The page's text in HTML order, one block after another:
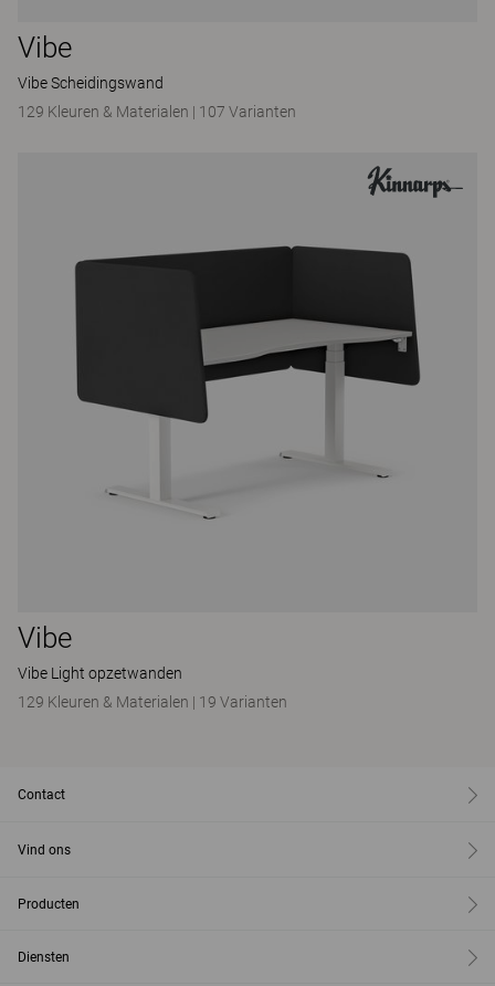
Vibe
Vibe Scheidingswand
129 Kleuren & Materialen | 107 Varianten
Vibe
Vibe Light opzetwanden
129 Kleuren & Materialen | 19 Varianten
Contact
Vind ons
Producten
Diensten